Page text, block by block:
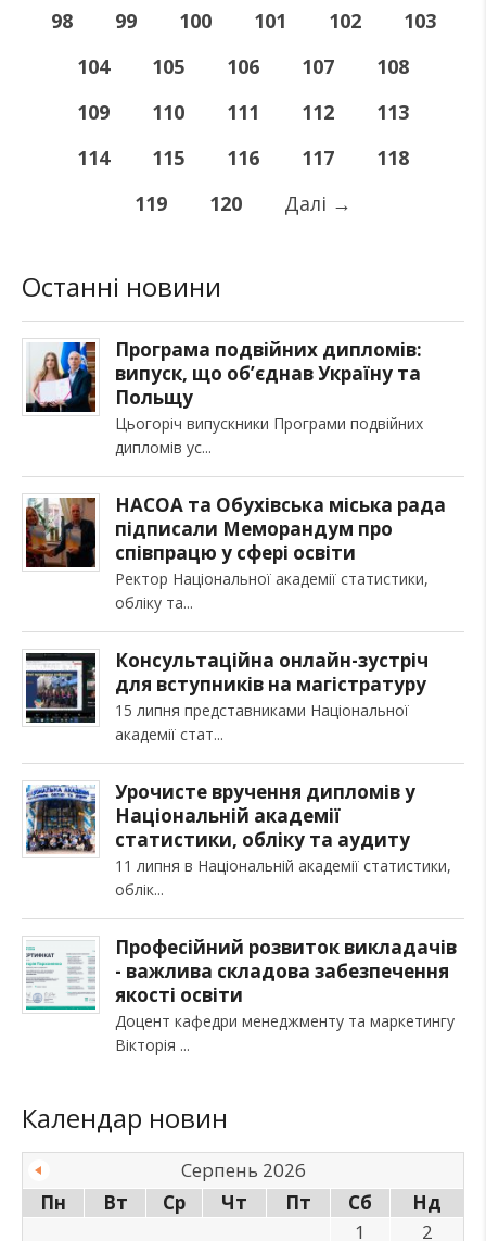
98
99 100 101 102
103
104
105 106 107
108
109
110 111 112
113
114
115 116 117
118
119
120 Далі →
Останні новини
Програма подвійних дипломів:
випуск, що об’єднав Україну та
Польщу
Цьогоріч випускники Програми подвійних
дипломів ус
НАСОА та Обухівська міська рада
підписали Меморандум про
співпрацю у сфері освіти
Ректор Національної академії статистики,
обліку та
Консультаційна онлайн-зустріч
для вступників на магістратуру
15 липня представниками Національної
академії стат
Урочисте вручення дипломів у
Національній академії
статистики, обліку та аудиту
11 липня в Національній академії статистики,
облік
Професійний розвиток викладачів
- важлива складова забезпечення
якості освіти
Доцент кафедри менеджменту та маркетингу
Вікторія
Календар новин
Серпень 2026
Пн
Вт Ср Чт Пт Сб
Нд
1
2